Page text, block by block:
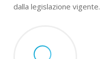
dalla legislazione vigente.